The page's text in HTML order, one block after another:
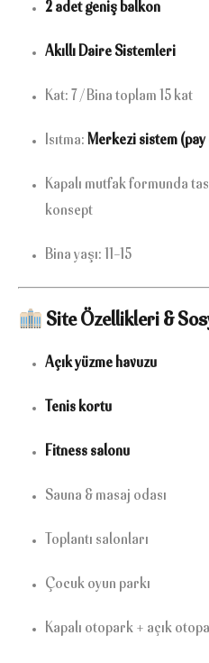
2 adet geniş balkon
Akıllı Daire Sistemleri
Kat: 7 / Bina toplam 15 kat
Isıtma: Merkezi sistem
Kapalı mutfak formunda
konsept
Bina yaşı: 11–15
Site Özellikleri &
Açık yüzme havuzu
Tenis kortu
Fitness salonu
Sauna & masaj odası
Toplantı salonları
Çocuk oyun parkı
Kapalı otopark + açık